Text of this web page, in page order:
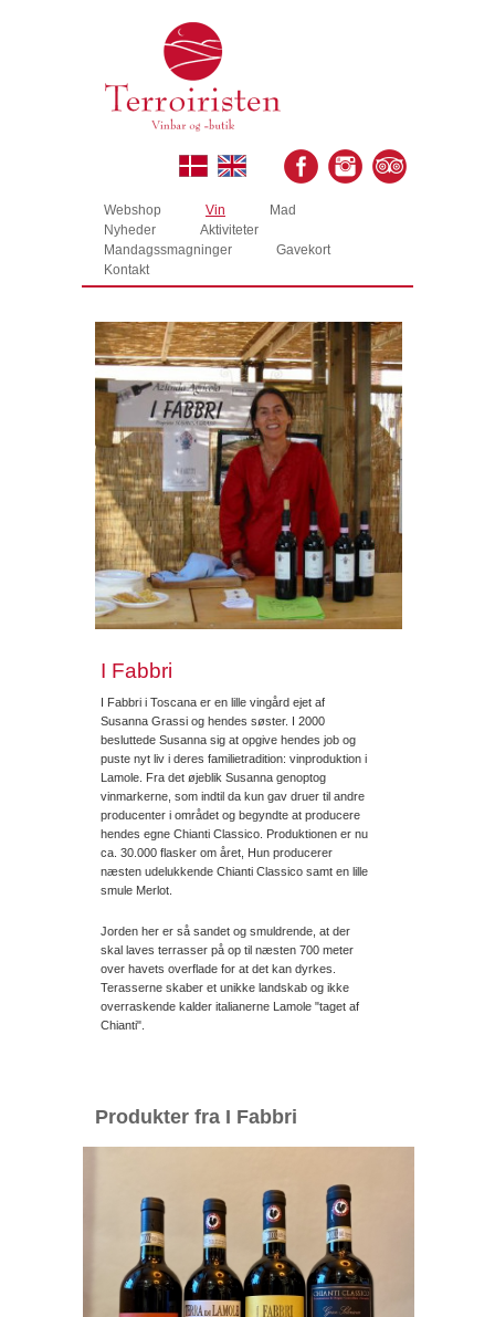
Webshop Vin
Mad
Nyheder
Aktiviteter
Mandagssmagninger
Gavekort
Kontakt
I Fabbri
I Fabbri i Toscana er en lille vingård ejet af
Susanna Grassi og hendes søster. I 2000
besluttede Susanna sig at opgive hendes job og
puste nyt liv i deres familietradition: vinproduktion i
Lamole. Fra det øjeblik Susanna genoptog
vinmarkerne, som indtil da kun gav druer til andre
producenter i området og begyndte at producere
hendes egne Chianti Classico. Produktionen er nu
ca. 30.000 flasker om året, Hun producerer
næsten udelukkende Chianti Classico samt en lille
smule Merlot.
Jorden her er så sandet og smuldrende, at der
skal laves terrasser på op til næsten 700 meter
over havets overflade for at det kan dyrkes.
Terasserne skaber et unikke landskab og ikke
overraskende kalder italianerne Lamole "taget af
Chianti".
Produkter fra I Fabbri